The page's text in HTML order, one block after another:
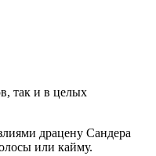
так и в целых
драцену Сандера
или кайму.